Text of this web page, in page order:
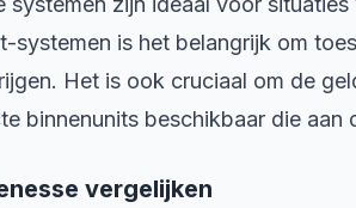
systemen is het belangrijk om
Het is ook cruciaal om de
binnenunits beschikbaar die aan
vergelijken